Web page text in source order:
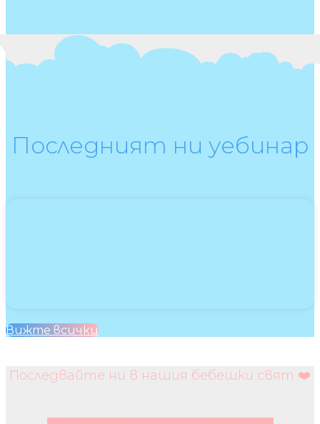
Последният ни уебинар
Вижте всички
Последвайте ни в нашия бебешки свят ❤️